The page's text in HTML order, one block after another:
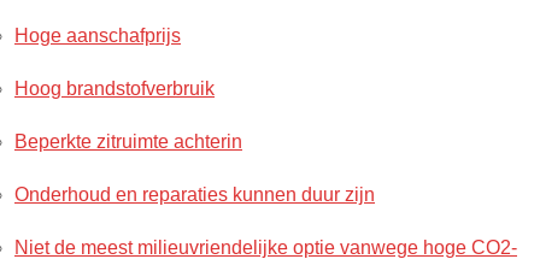
Hoge aanschafprijs
Hoog brandstofverbruik
Beperkte zitruimte achterin
Onderhoud en reparaties kunnen duur zijn
Niet de meest milieuvriendelijke optie vanwege hoge CO2-